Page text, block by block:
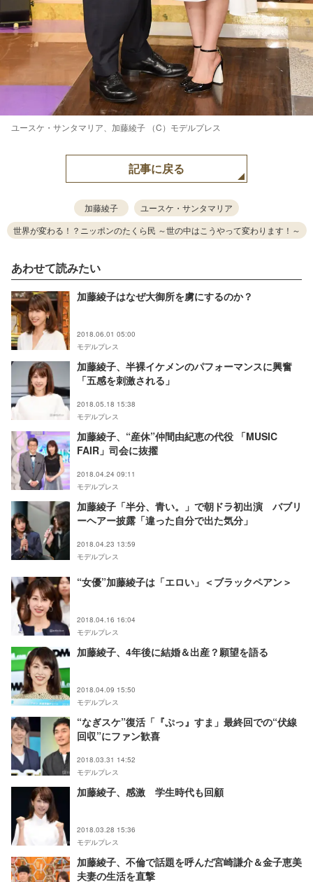
ユースケ・サンタマリア、加藤綾子 （C）モデルプレス
記事に戻る
加藤綾子
ユースケ・サンタマリア
世界が変わる！？ニッポンのたくら民 ～世の中はこうやって変わります！～
あわせて読みたい
加藤綾子はなぜ大御所を虜にするのか？
2018.06.01 05:00
モデルプレス
加藤綾子、半裸イケメンのパフォーマンスに興奮
「五感を刺激される」
2018.05.18 15:38
モデルプレス
加藤綾子、“産休”仲間由紀恵の代役 「MUSIC
FAIR」司会に抜擢
2018.04.24 09:11
モデルプレス
加藤綾子「半分、青い。」で朝ドラ初出演 バブリ
ーヘアー披露「違った自分で出た気分」
2018.04.23 13:59
モデルプレス
“女優”加藤綾子は「エロい」＜ブラックペアン＞
2018.04.16 16:04
モデルプレス
加藤綾子、4年後に結婚＆出産？願望を語る
2018.04.09 15:50
モデルプレス
“なぎスケ”復活「『ぷっ』すま」最終回での“伏線
回収”にファン歓喜
2018.03.31 14:52
モデルプレス
加藤綾子、感激 学生時代も回顧
2018.03.28 15:36
モデルプレス
加藤綾子、不倫で話題を呼んだ宮崎謙介＆金子恵美
夫妻の生活を直撃